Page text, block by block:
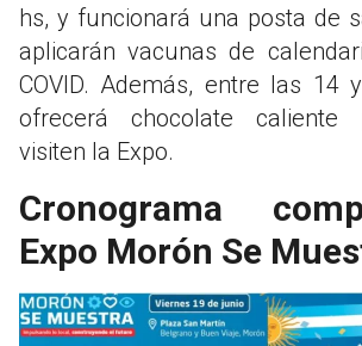
hs, y funcionará una posta de
aplicarán vacunas de
COVID. Además, entre las 14
ofrecerá chocolate caliente
visiten la Expo.
Cronograma
Expo Morón Se